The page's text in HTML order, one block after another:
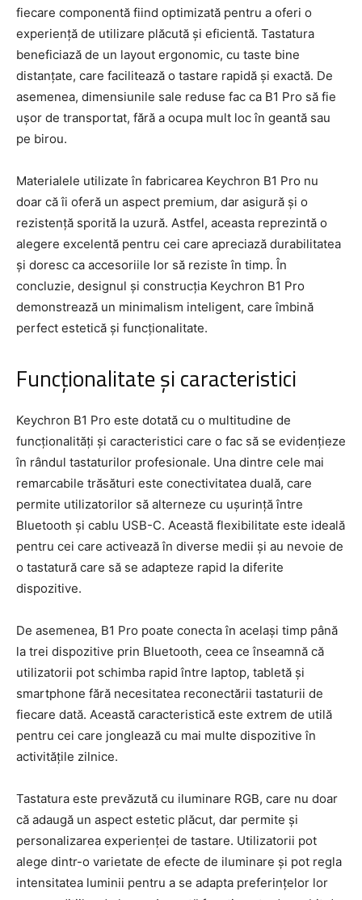
fiecare componentă fiind optimizată pentru a oferi o
experiență de utilizare plăcută și eficientă. Tastatura
beneficiază de un layout ergonomic, cu taste bine
distanțate, care facilitează o tastare rapidă și exactă. De
asemenea, dimensiunile sale reduse fac ca B1 Pro să fie
ușor de transportat, fără a ocupa mult loc în geantă sau
pe birou.
Materialele utilizate în fabricarea Keychron B1 Pro nu
doar că îi oferă un aspect premium, dar asigură și o
rezistență sporită la uzură. Astfel, aceasta reprezintă o
alegere excelentă pentru cei care apreciază durabilitatea
și doresc ca accesoriile lor să reziste în timp. În
concluzie, designul și construcția Keychron B1 Pro
demonstrează un minimalism inteligent, care îmbină
perfect estetică și funcționalitate.
Funcționalitate și caracteristici
Keychron B1 Pro este dotată cu o multitudine de
funcționalități și caracteristici care o fac să se evidențieze
în rândul tastaturilor profesionale. Una dintre cele mai
remarcabile trăsături este conectivitatea duală, care
permite utilizatorilor să alterneze cu ușurință între
Bluetooth și cablu USB-C. Această flexibilitate este ideală
pentru cei care activează în diverse medii și au nevoie de
o tastatură care să se adapteze rapid la diferite
dispozitive.
De asemenea, B1 Pro poate conecta în același timp până
la trei dispozitive prin Bluetooth, ceea ce înseamnă că
utilizatorii pot schimba rapid între laptop, tabletă și
smartphone fără necesitatea reconectării tastaturii de
fiecare dată. Această caracteristică este extrem de utilă
pentru cei care jonglează cu mai multe dispozitive în
activitățile zilnice.
Tastatura este prevăzută cu iluminare RGB, care nu doar
că adaugă un aspect estetic plăcut, dar permite și
personalizarea experienței de tastare. Utilizatorii pot
alege dintr-o varietate de efecte de iluminare și pot regla
intensitatea luminii pentru a se adapta preferințelor lor